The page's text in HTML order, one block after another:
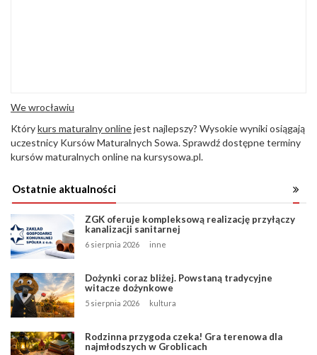
We wrocławiu
Którykurs maturalny onlinejest najlepszy? Wysokie wyniki osiągają
uczestnicy Kursów Maturalnych Sowa. Sprawdź dostępne terminy
kursów maturalnych online na kursysowa.pl.
Ostatnie aktualności
ZGK oferuje kompleksową realizację przyłączy
kanalizacji sanitarnej
6 sierpnia 2026 inne
Dożynki coraz bliżej. Powstaną tradycyjne
witacze dożynkowe
5 sierpnia 2026 kultura
Rodzinna przygoda czeka! Gra terenowa dla
najmłodszych w Groblicach